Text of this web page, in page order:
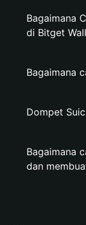
Bagaimana
di Bitget
Bagaimana
Dompet
Bagaimana
dan